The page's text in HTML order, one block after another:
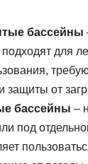
бассейны
для
защиты от
бассейны –
под